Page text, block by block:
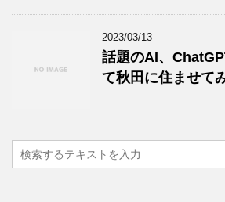
2023/03/13
話題のAI、
て秋田に住ませて